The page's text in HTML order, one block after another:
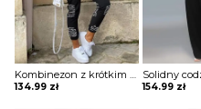
Kombinezon z krótkim rękawem nadrukiem literowym Apostolia
134.99 zł 154.99 zł